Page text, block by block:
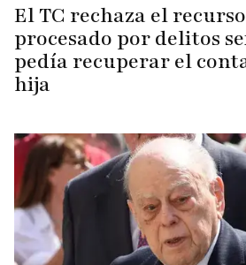
El TC rechaza el
procesado por delitos
pedía recuperar el
hija